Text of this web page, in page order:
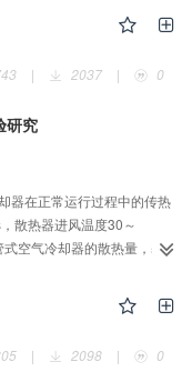
| 2037 | 0
研究
器在正常运行过程中的传热
散热器进风温度30～
空气冷却器的散热量，基
。实验结果表明：在实验
温度越高，冷却器散热量就
～7400W之间。通过冷
基板的最佳工作温度在70
，考虑到降低能耗和减少
| 2098 | 0